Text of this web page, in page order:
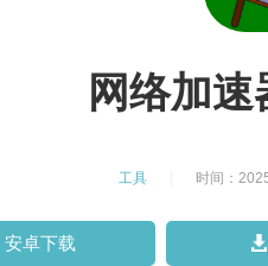
网络加
工具 时间：
安卓下载